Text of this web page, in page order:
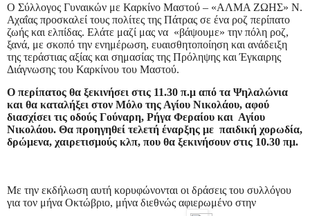
Ο Σύλλογος Γυναικών με Καρκίνο Μαστού – «ΑΛΜΑ ΖΩΗΣ» Ν.
Αχαΐας προσκαλεί τους πολίτες της Πάτρας σε ένα ροζ περίπατο
ζωής και ελπίδας. Ελάτε μαζί μας να «βάψουμε» την πόλη ροζ,
ξανά, με σκοπό την ενημέρωση, ευαισθητοποίηση και ανάδειξη
της τεράστιας αξίας και σημασίας της Πρόληψης και Έγκαιρης
Διάγνωσης του Καρκίνου του Μαστού.
Ο περίπατος θα ξεκινήσει στις 11.30 π.μ από τα Ψηλαλώνια
και θα καταλήξει στον Μόλο της Αγίου Νικολάου, αφού
διασχίσει τις οδούς Γούναρη, Ρήγα Φεραίου και Αγίου
Νικολάου. Θα προηγηθεί τελετή έναρξης με παιδική χορωδία,
δρώμενα, χαιρετισμούς κλπ, που θα ξεκινήσουν στις 10.30 πμ.
Με την εκδήλωση αυτή κορυφώνονται οι δράσεις του συλλόγου
για τον μήνα Οκτώβριο, μήνα διεθνώς αφιερωμένο στην